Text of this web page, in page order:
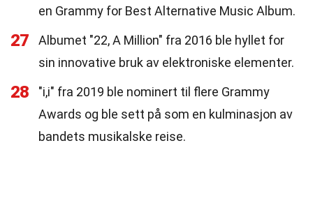
en Grammy for Best Alternative Music Album.
27
Albumet "22, A Million" fra 2016 ble hyllet for
sin innovative bruk av elektroniske elementer.
28
"i,i" fra 2019 ble nominert til flere Grammy
Awards og ble sett på som en kulminasjon av
bandets musikalske reise.